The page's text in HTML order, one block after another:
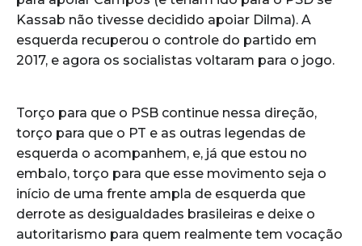
Kassab não tivesse decidido apoiar Dilma). A
esquerda recuperou o controle do partido em
2017, e agora os socialistas voltaram para o jogo.
Torço para que o PSB continue nessa direção,
torço para que o PT e as outras legendas de
esquerda o acompanhem, e, já que estou no
embalo, torço para que esse movimento seja o
início de uma frente ampla de esquerda que
derrote as desigualdades brasileiras e deixe o
autoritarismo para quem realmente tem vocação